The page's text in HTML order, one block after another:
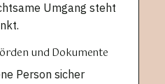
Umgang steht
und Dokumente
Person sicher